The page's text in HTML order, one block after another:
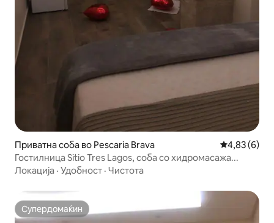
Приватна соба во Pescaria Brava Просечна
4,83 (6)
Гостилница Sitio Tres Lagos, соба со хидромасажа...
Локација · Удобност · Чистота
Супердомаќин
Супердомаќин